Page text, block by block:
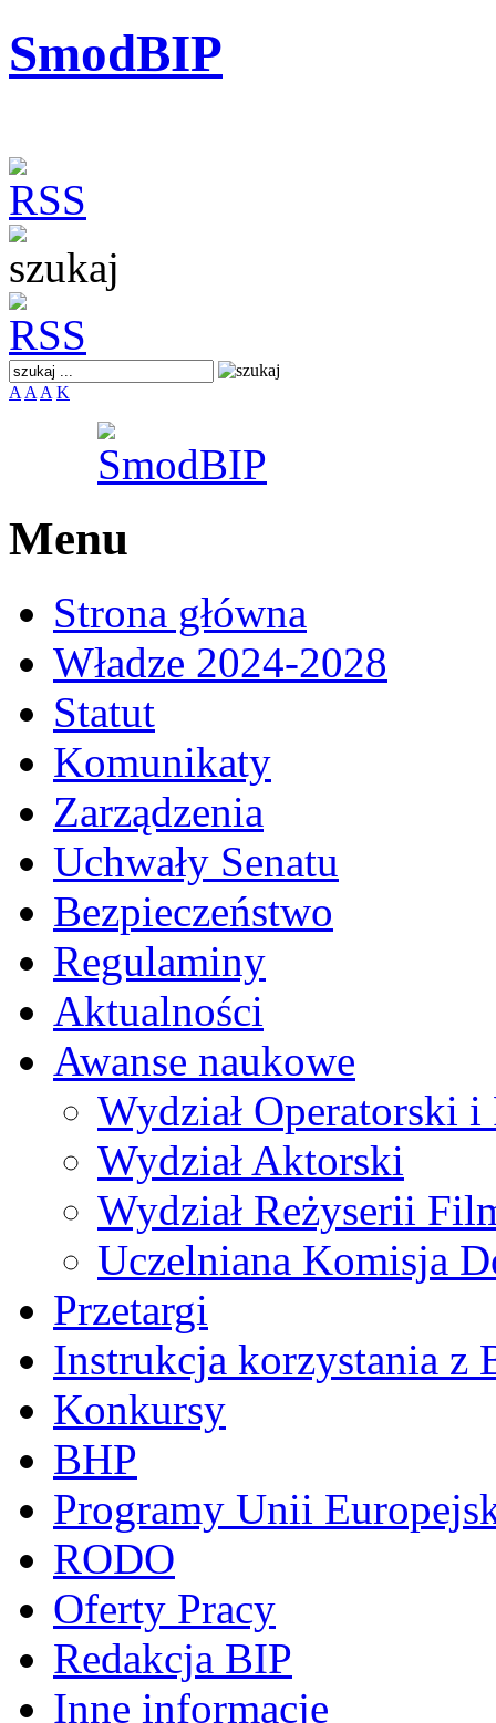
SmodBIP
A A A K
Menu
Strona główna
Władze 2024-2028
Statut
Komunikaty
Zarządzenia
Uchwały Senatu
Bezpieczeństwo
Regulaminy
Aktualności
Awanse naukowe
Wydział Operatorski
Wydział Aktorski
Wydział Reżyserii
Uczelniana Komisja
Przetargi
Instrukcja korzystania z
Konkursy
BHP
Programy Unii
RODO
Oferty Pracy
Redakcja BIP
Inne informacje